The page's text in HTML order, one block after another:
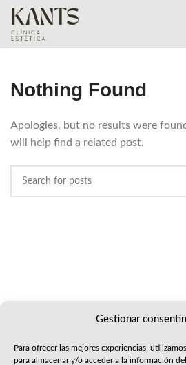
Gestionar
Para ofrecer las mejores experiencias,
para almacenar y/o acceder a la información
Nothing Found
Apologies, but no results were
will help find a related post.